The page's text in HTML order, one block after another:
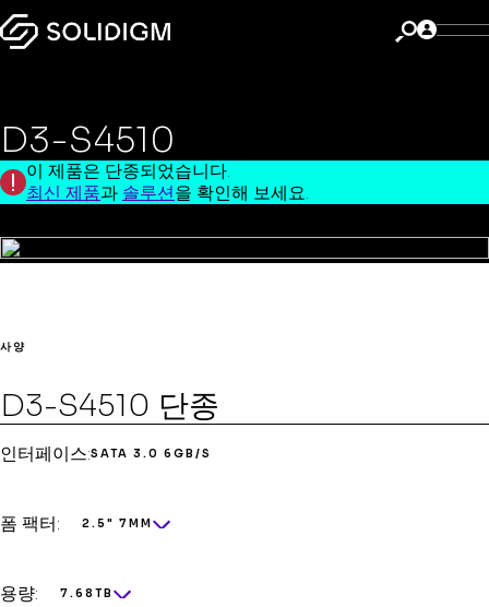
데이터 센터 D3-S4510 단종
D3-S4510
이 제품은 단종되었습니다.
최신 제품과 솔루션을 확인해 보세요.
사양
D3-S4510 단종
폼 팩터: 2.5" 7MM
용량: 7.68TB
인터페이스:SATA 3.0 6GB/S